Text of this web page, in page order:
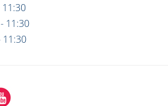
11:30
11:30
11:30